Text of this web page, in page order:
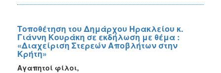
Τοποθέτηση του Δημάρχου Ηρακλείου κ.
Γιάννη Κουράκη σε εκδήλωση με θέμα :
«Διαχείριση Στερεών Αποβλήτων στην
Κρήτη»
Αγαπητοί φίλοι,